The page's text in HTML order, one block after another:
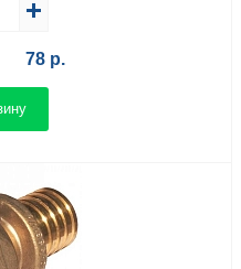
78 р.